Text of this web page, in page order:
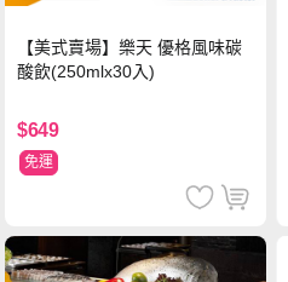
【美式賣場】樂天 優格風味碳
酸飲(250mlx30入)
$649
免運